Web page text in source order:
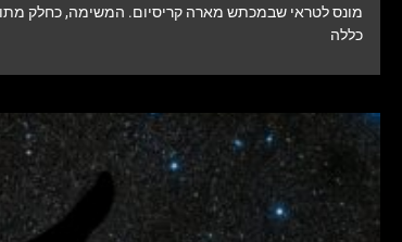
מונס לטראי שבמכתש מארה קריסיום. המשימה, כחלק
כללה